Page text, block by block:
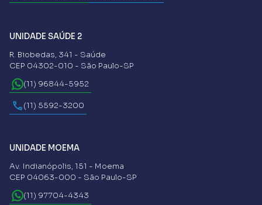
UNIDADE SAÚDE 2
R. Biobedas, 341 - Saúde
CEP 04302-010 - São Paulo-SP
(11) 96844-5952
(11) 5592-3200
UNIDADE MOEMA
Av. Indianópolis, 151 - Moema
CEP 04063-000 - São Paulo-SP
(11) 97704-4343